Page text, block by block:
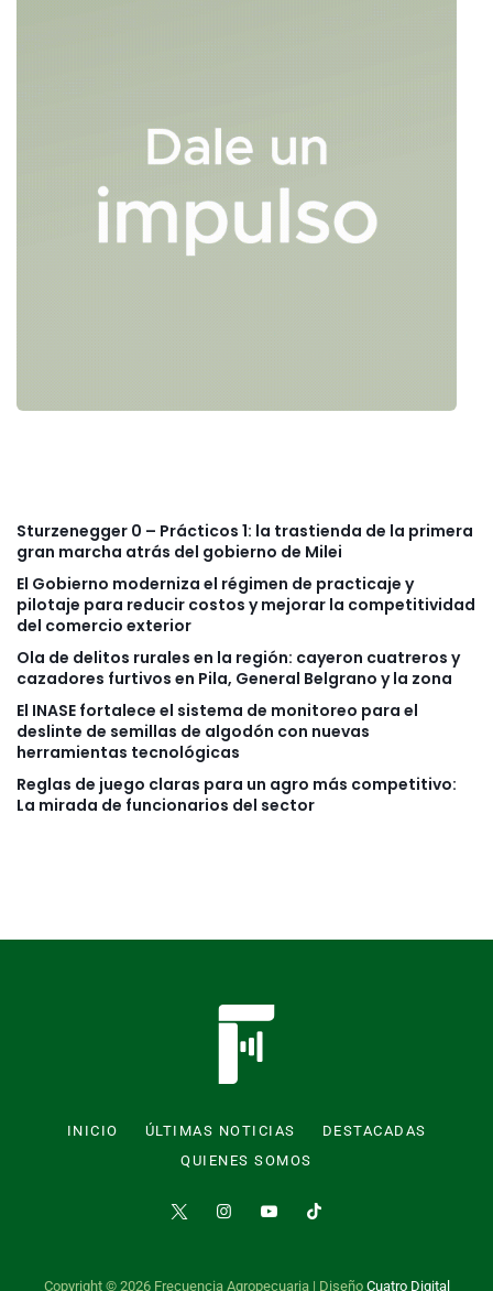
Sturzenegger 0 – Prácticos 1: la trastienda de la primera
gran marcha atrás del gobierno de Milei
El Gobierno moderniza el régimen de practicaje y
pilotaje para reducir costos y mejorar la competitividad
del comercio exterior
Ola de delitos rurales en la región: cayeron cuatreros y
cazadores furtivos en Pila, General Belgrano y la zona
El INASE fortalece el sistema de monitoreo para el
deslinte de semillas de algodón con nuevas
herramientas tecnológicas
Reglas de juego claras para un agro más competitivo:
La mirada de funcionarios del sector
INICIO ÚLTIMAS NOTICIAS
DESTACADAS
QUIENES SOMOS
Copyright © 2026 Frecuencia Agropecuaria | Diseño Cuatro Digital